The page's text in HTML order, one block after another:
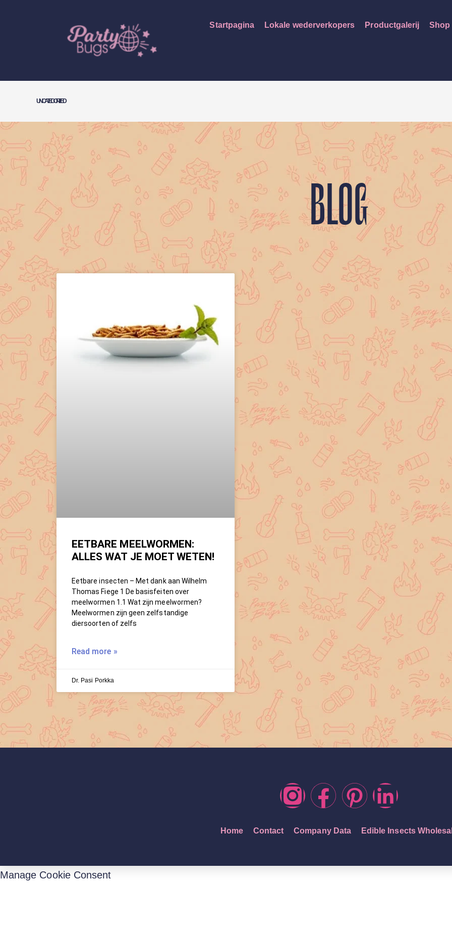
Startpagina Lokale wederverkopers Productgalerij Shop
UNCATEGORIZED
BLOG
EETBARE MEELWORMEN:
ALLES WAT JE MOET WETEN!
Eetbare insecten – Met dank aan Wilhelm
Thomas Fiege 1 De basisfeiten over
meelwormen 1.1 Wat zijn meelwormen?
Meelwormen zijn geen zelfstandige
diersoorten of zelfs
Read more »
Dr. Pasi Porkka
Home Contact Company Data Edible Insects
Manage Cookie Consent